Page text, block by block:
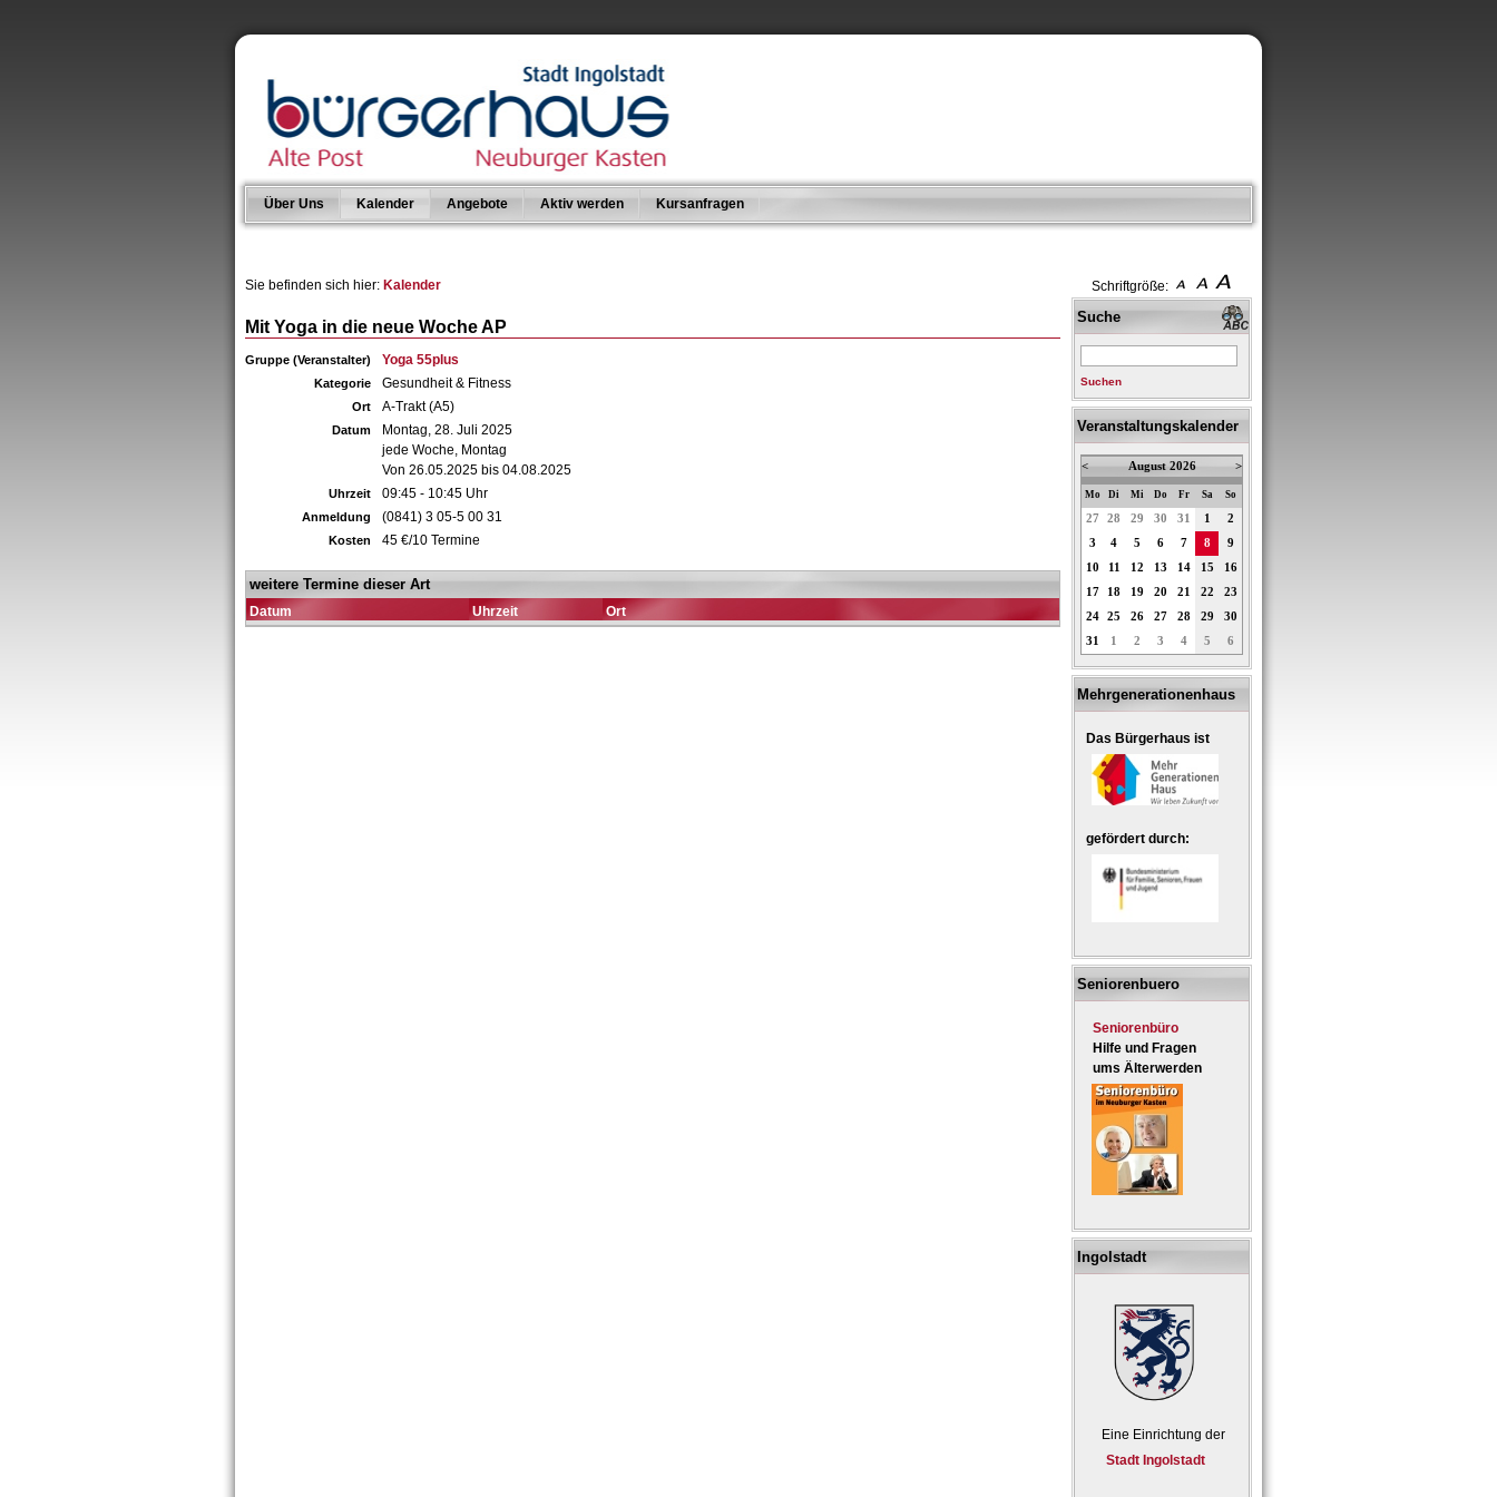
Schriftgröße:
Über Uns Kalender Angebote Aktiv werden Kursanfragen
Sie befinden sich hier: Kalender
Mit Yoga in die neue Woche AP
Gruppe (Veranstalter) Yoga 55plus
Kategorie Gesundheit & Fitness
Ort A-Trakt (A5)
Datum
Montag, 28. Juli 2025
jede Woche, Montag
Von 26.05.2025 bis 04.08.2025
Uhrzeit 09:45 - 10:45 Uhr
Anmeldung (0841) 3 05-5 00 31
Kosten 45 €/10 Termine
weitere Termine dieser Art
Datum Uhrzeit Ort
Suche
Suchen
Veranstaltungskalender
< August 2026 >
Mo Di Mi Do Fr Sa So
27 28 29 30 31 1
2
3
4 5 6 7 8
9
10
11 12 13 14 15
16
17
18 19 20 21 22
23
24
25 26 27 28 29
30
31
1 2 3 4 5 6
Mehrgenerationenhaus
Das Bürgerhaus ist
gefördert durch:
Seniorenbuero
Seniorenbüro
Hilfe und Fragen
ums Älterwerden
Ingolstadt
Eine Einrichtung der
Stadt Ingolstadt